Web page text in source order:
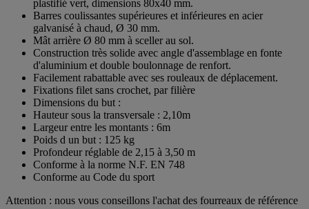
plastifié vert, dimensions 80x40 mm.
Barres coulissantes supérieures et inférieures en acier
galvanisé à chaud, Ø 30 mm.
Mât arrière Ø 80 mm à sceller au sol.
Construction très solide avec angle d'assemblage en fonte
d'aluminium et double boulonnage de renfort.
Facilement rabattable avec ses rouleaux de déplacement.
Fixations filet sans crochet, par filière
Dimensions du but :
Hauteur sous la transversale : 2,10m
Largeur entre les montants : 6m
Poids d un but : 125 kg
Profondeur réglable de 2,15 à 3,50 m
Conforme à la norme N.F. EN 748
Conforme au Code du sport
Attention : nous vous conseillons l'achat des fourreaux de référence